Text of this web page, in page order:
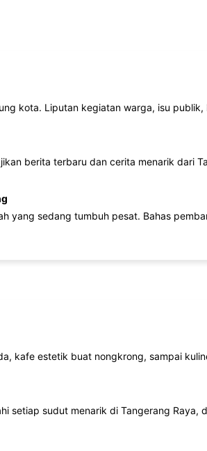
kota. Liputan kegiatan warga, isu
berita terbaru dan cerita menarik dari
yang sedang tumbuh pesat. Bahas
kafe estetik buat nongkrong, sampai
setiap sudut menarik di Tangerang Raya,